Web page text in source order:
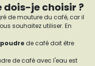
dois-je choisir ?
de mouture du café, car il
souhaitez utiliser. En
poudre de café doit être
de café avec l'eau est